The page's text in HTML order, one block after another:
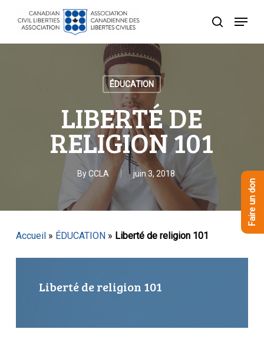
recherche
Menu
ÉDUCATION
LIBERTÉ DE
RELIGION 101
ByCCLA juin 3, 2018
Accueil» ÉDUCATION» Liberté de religion 101
Liberté de religion 101
Faire un don